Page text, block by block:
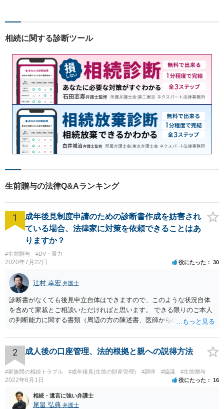
より最善の解決へ導きます。
にご相談ください。
相続に関する診断ツール
生前贈与の法律Q&Aランキング
1
成年後見制度申請のための診断書作成を妨害され
ている場合、法律家に対策を依頼できることはあ
りますか？
#生前贈与 #DV・暴力
2020年7月22日 役にたった 30
辻村 幸宏 弁護士
診断書がなくても後見申立自体はできますので、このような状況自体
を含めて家裁とご相談いただければと思います。 できる限りのご本人
の判断能力に関する書類（周辺の方の陳述書、医師からの聴取書等）
をしていただければそこから先は進むのではないかと存じます。 ま
た、Aさんの意向を酌みすぎるあまりに後見申立ができない状況にして
いる施設の問題もありますので、当該地域の地域包括支援センターに
ご相談されるのもひとつの方法です。
2 成人後の口座管理、法的根拠と親への説得方法
#家族間の相続トラブル #成年後見(生前の財産管理) #調停 #協議 #生前贈与
2022年6月1日 役にたった 16
相続・遺言に強い弁護士
尾畠 弘典 弁護士